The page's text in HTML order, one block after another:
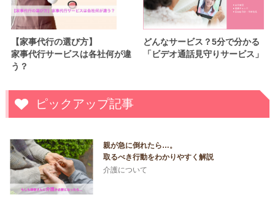
【家事代行の選び方】
家事代行サービスは各社何が違
う？
どんなサービス？5分で分かる
「ビデオ通話見守りサービス」
ピックアップ記事
親が急に倒れたら…。
取るべき行動をわかりやすく解説
介護について